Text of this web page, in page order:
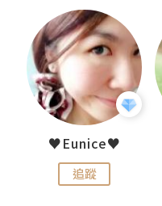
♥Eunice♥
追蹤